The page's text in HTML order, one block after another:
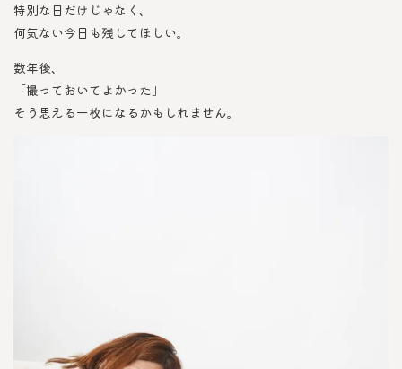
特別な日だけじゃなく、
何気ない今日も残してほしい。
数年後、
「撮っておいてよかった」
そう思える一枚になるかもしれません。